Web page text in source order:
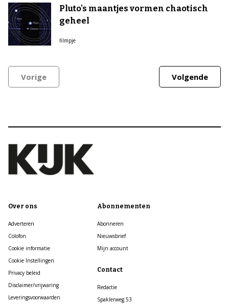
Pluto's maantjes vormen chaotisch
geheel
filmpje
Vorige Volgende
Over ons
Adverteren
Colofon
Cookie informatie
Cookie Instellingen
Privacy beleid
Disclaimer/vrijwaring
Leveringsvoorwaarden
Abonnementen
Abonneren
Nieuwsbrief
Mijn account
Contact
Redactie
Spaklerweg 53